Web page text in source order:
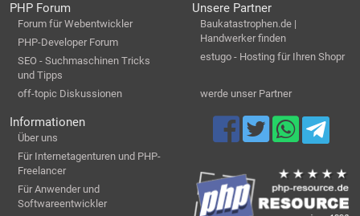
PHP Forum
Forum für Webentwickler
PHP-Developer Forum
SEO - Suchmaschinen Tricks
und Tipps
off-topic Diskussionen
Unsere Partner
Baukatastrophen.de |
Handwerker finden
estugo - Hosting für Ihren Shopr
werde unser Partner
Informationen
Über uns
Für Internetagenturen und PHP-
Freelancer
Für Anwender und
Softwareentwickler